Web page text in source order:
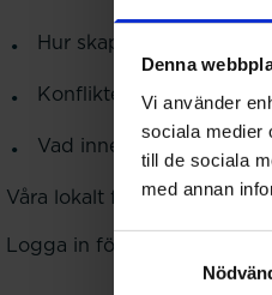
Denna
Vi använder
sociala medier
till de sociala
med annan
Samtyckesval
Hur skapar vi inflytande?
Konflikter på
Vad innebär Sveriges
Våra lokalt förtroendevalda
Logga in för att anmäla dig